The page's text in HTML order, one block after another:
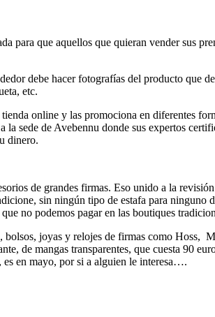
para que aquellos que quieran vender sus
debe hacer fotografías del producto que
etc.
online y las promociona en diferentes
sede de Avebennu donde sus expertos
dinero.
de grandes firmas. Eso unido a la
sin ningún tipo de estafa para
no podemos pagar en las boutiques
joyas y relojes de firmas como
de mangas transparentes, que cuesta
es en mayo, por si a alguien le interesa….